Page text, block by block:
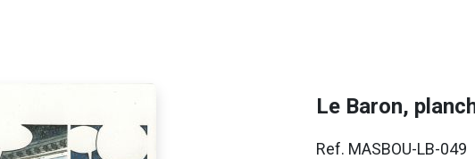
Le Baron,
Ref. MASBOU-LB-049